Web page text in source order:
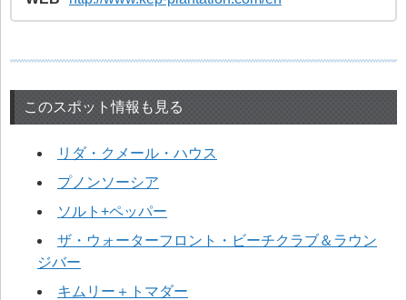
このスポット情報も見る
リダ・クメール・ハウス
プノンソーシア
ソルト+ペッパー
ザ・ウォーターフロント・ビーチクラブ＆ラウン
ジバー
キムリー＋トマダー